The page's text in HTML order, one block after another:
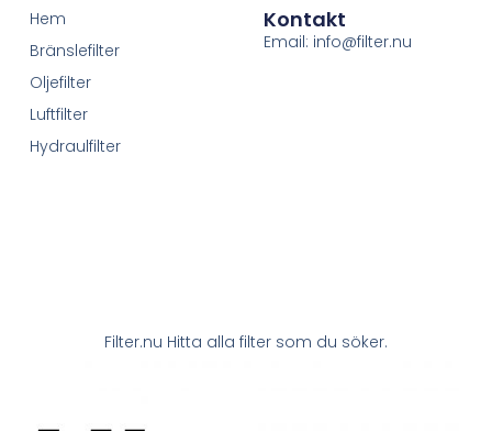
Filter.nu Hitta alla filter som du söker.
Hem
Bränslefilter
Oljefilter
Luftfilter
Hydraulfilter
Kontakt
Email: info@filter.nu